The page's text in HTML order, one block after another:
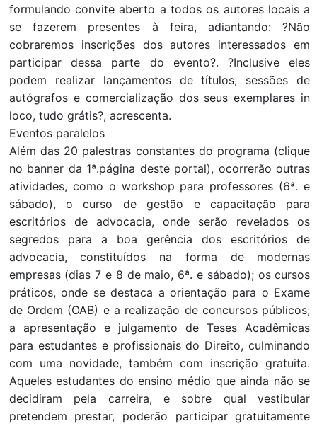
formulando convite aberto a todos os autores locais a
se fazerem presentes à feira, adiantando: ?Não
cobraremos inscrições dos autores interessados em
participar dessa parte do evento?. ?Inclusive eles
podem realizar lançamentos de títulos, sessões de
autógrafos e comercialização dos seus exemplares in
loco, tudo grátis?, acrescenta.
Eventos paralelos
Além das 20 palestras constantes do programa (clique
no banner da 1ª.página deste portal), ocorrerão outras
atividades, como o workshop para professores (6ª. e
sábado), o curso de gestão e capacitação para
escritórios de advocacia, onde serão revelados os
segredos para a boa gerência dos escritórios de
advocacia, constituídos na forma de modernas
empresas (dias 7 e 8 de maio, 6ª. e sábado); os cursos
práticos, onde se destaca a orientação para o Exame
de Ordem (OAB) e a realização de concursos públicos;
a apresentação e julgamento de Teses Acadêmicas
para estudantes e profissionais do Direito, culminando
com uma novidade, também com inscrição gratuita.
Aqueles estudantes do ensino médio que ainda não se
decidiram pela carreira, e sobre qual vestibular
pretendem prestar, poderão participar gratuitamente